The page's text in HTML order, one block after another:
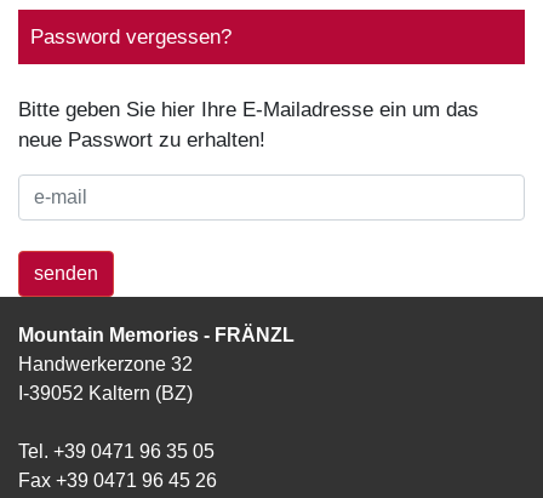
Password vergessen?
Bitte geben Sie hier Ihre E-Mailadresse ein um das
neue Passwort zu erhalten!
senden
Mountain Memories - FRÄNZL
Handwerkerzone 32
I-39052 Kaltern (BZ)
Tel. +39 0471 96 35 05
Fax +39 0471 96 45 26